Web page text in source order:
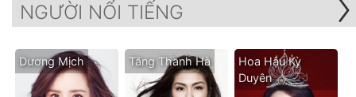
NGƯỜI NỔI TIẾNG
Dương Mịch Tăng Thanh Hà
Hoa Hậu Kỳ
Duyên